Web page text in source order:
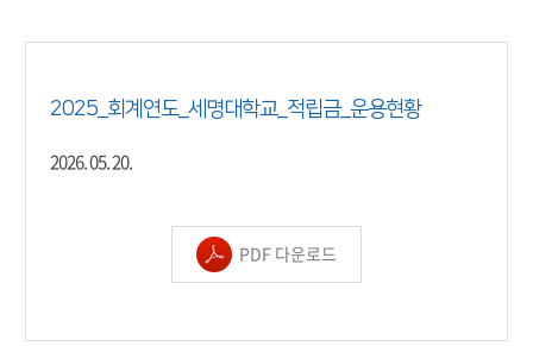
2025_회계연도_세명대학교_적립금_운용현황
2026. 05. 20.
PDF 다운로드